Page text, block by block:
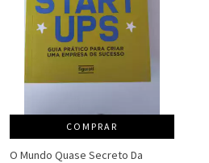
COMPRAR
O Mundo Quase Secreto Da